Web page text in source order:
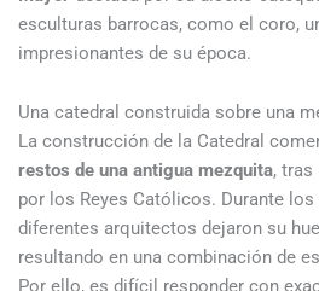
esculturas barrocas, como el coro,
impresionantes de su época.
Una catedral construida sobre una
La construcción de la Catedral
restos de una antigua mezquita, tras
por los Reyes Católicos. Durante
diferentes arquitectos dejaron su
resultando en una combinación de
Por ello, es difícil responder con